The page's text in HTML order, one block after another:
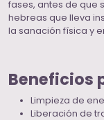
fases, antes de que
hebreas que lleva
la sanación física y
Beneficios
Limpieza de
Liberación de